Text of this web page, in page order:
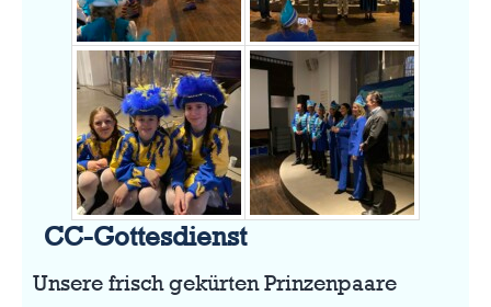
CC-Gottesdienst
Unsere frisch gekürten Prinzenpaare